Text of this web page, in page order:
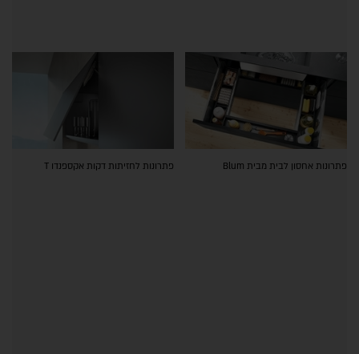
פתרונות אחסון לבית מבית Blum פתרונות לחזיתות דקות אקספנדו T